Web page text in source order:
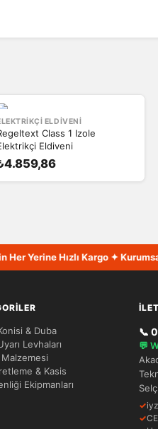
ELDIVENI
Class 1 Izole
Eldiveni
Hızlı Kargo ✦ Kurumsal
& Duba
Levhaları
Malzemesi
& Kasis
Ekipmanları
📞
💬
✓
✓